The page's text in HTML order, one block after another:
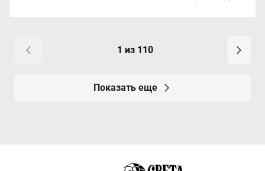
1 из 110
Показать еще